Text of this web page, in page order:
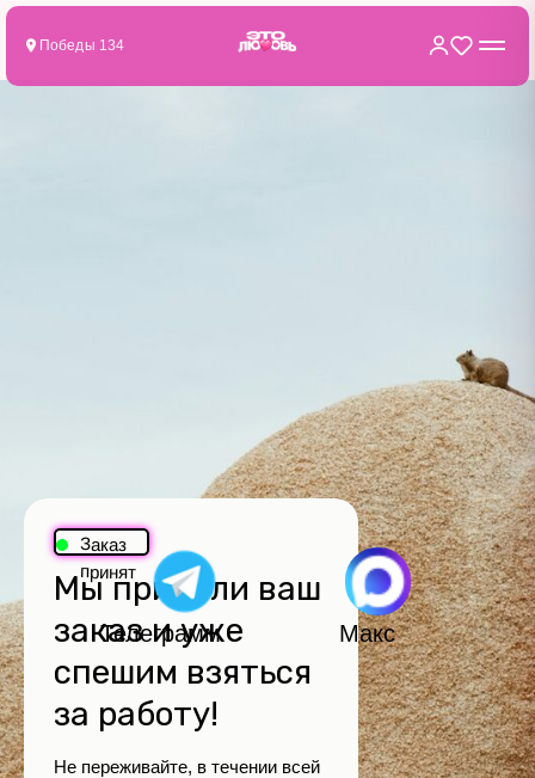
Победы 134
Не переживайте, в течении всей
Заказ
принят
Мы приняли ваш
заказ и уже
спешим взяться
за работу!
Телеграмм Макс